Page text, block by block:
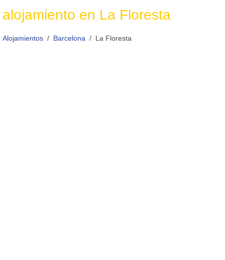
alojamiento en La Floresta
Alojamientos Barcelona La Floresta